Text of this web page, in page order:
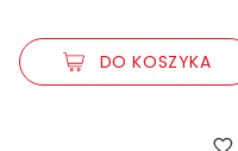
DO KOSZYKA